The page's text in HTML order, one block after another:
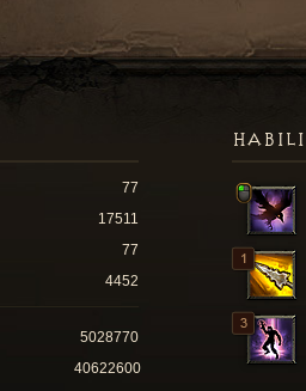
77
17511
77
4452
5028770
40622600